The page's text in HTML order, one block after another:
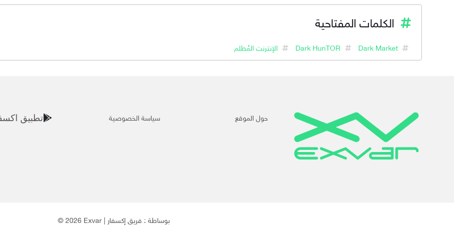
الكلمات المفتاحية
Dark HunTOR Dark Market الإنترنت المُظلم
حول الموقع سياسة الخصوصية تطبيق
© 2026 Exvar | بوساطة : فريق إكسفار